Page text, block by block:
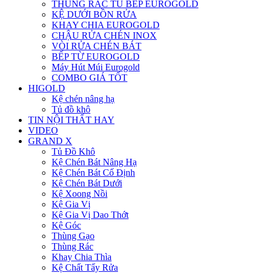
THÙNG RÁC TỦ BẾP EUROGOLD
KỆ DƯỚI BỒN RỬA
KHAY CHIA EUROGOLD
CHẬU RỬA CHÉN INOX
VÒI RỬA CHÉN BÁT
BẾP TỪ EUROGOLD
Máy Hút Múi Eurogold
COMBO GIÁ TỐT
HIGOLD
Kệ chén nâng hạ
Tủ đồ khô
TIN NỘI THẤT HAY
VIDEO
GRAND X
Tủ Đồ Khô
Kệ Chén Bát Nâng Hạ
Kệ Chén Bát Cố Định
Kệ Chén Bát Dưới
Kệ Xoong Nồi
Kệ Gia Vị
Kệ Gia Vị Dao Thớt
Kệ Góc
Thùng Gạo
Thùng Rác
Khay Chia Thìa
Kệ Chất Tẩy Rửa